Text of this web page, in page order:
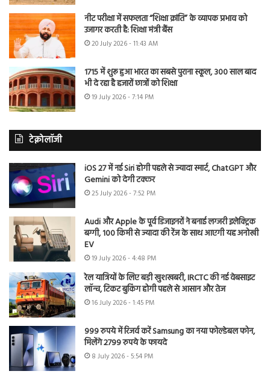
नीट परीक्षा में सफलता “शिक्षा क्रांति” के व्यापक प्रभाव को
उजागर करती है: शिक्षा मंत्री बैंस
20 July 2026 - 11:43 AM
1715 में शुरू हुआ भारत का सबसे पुराना स्कूल, 300 साल बाद
भी दे रहा है हजारों छात्रों को शिक्षा
19 July 2026 - 7:14 PM
टेक्नोलॉजी
iOS 27 में नई Siri होगी पहले से ज्यादा स्मार्ट, ChatGPT और
Gemini को देगी टक्कर
25 July 2026 - 7:52 PM
Audi और Apple के पूर्व डिजाइनरों ने बनाई लग्जरी इलेक्ट्रिक
बग्गी, 100 किमी से ज्यादा की रेंज के साथ आएगी यह अनोखी
EV
19 July 2026 - 4:48 PM
रेल यात्रियों के लिए बड़ी खुशखबरी, IRCTC की नई वेबसाइट
लॉन्च, टिकट बुकिंग होगी पहले से आसान और तेज
16 July 2026 - 1:45 PM
999 रुपये में रिजर्व करें Samsung का नया फोल्डेबल फोन,
मिलेंगे 2799 रुपये के फायदे
8 July 2026 - 5:54 PM